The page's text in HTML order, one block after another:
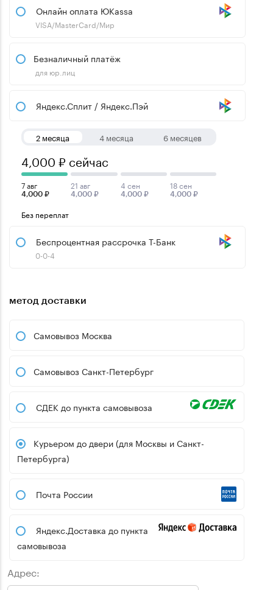
Онлайн оплата ЮKassa
VISA/MasterCard/Мир
Безналичный платёж
для юр.лиц
Яндекс.Сплит / Яндекс.Пэй
2 месяца 4 месяца 6 месяцев
4,000 ₽ сейчас
7 авг
4,000 ₽
21 авг
4,000 ₽
4 сен
4,000 ₽
18 сен
4,000 ₽
Без переплат
Беспроцентная рассрочка Т-Банк
0-0-4
метод доставки
Самовывоз Москва
Самовывоз Санкт-Петербург
СДЕК до пункта самовывоза
Курьером до двери (для Москвы и Санкт-
Петербурга)
Почта России
Яндекс.Доставка до пункта
самовывоза
Адрес: